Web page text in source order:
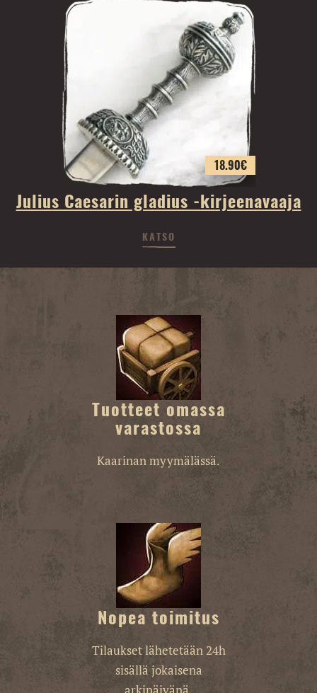
18.90€
Julius Caesarin gladius -kirjeenavaaja
KATSO
Tuotteet omassa
varastossa
Kaarinan myymälässä.
Nopea toimitus
Tilaukset lähetetään 24h
sisällä jokaisena